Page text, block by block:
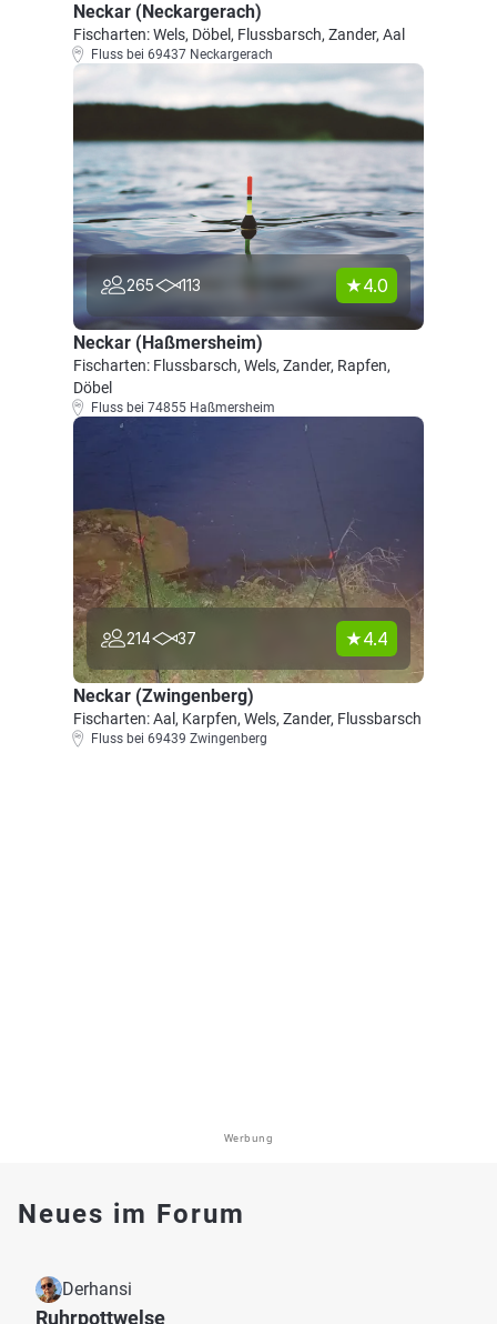
Neckar (Neckargerach)
Fischarten: Wels, Döbel, Flussbarsch, Zander, Aal
Fluss bei 69437 Neckargerach
265 113 4.0
Neckar (Haßmersheim)
Fischarten: Flussbarsch, Wels, Zander, Rapfen,
Döbel
Fluss bei 74855 Haßmersheim
214 37 4.4
Neckar (Zwingenberg)
Fischarten: Aal, Karpfen, Wels, Zander, Flussbarsch
Fluss bei 69439 Zwingenberg
Werbung
Neues im Forum
Derhansi
Ruhrpottwelse